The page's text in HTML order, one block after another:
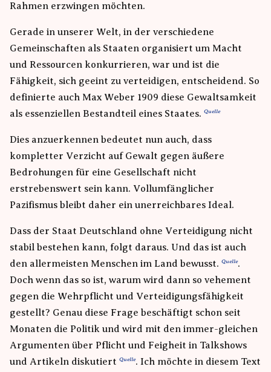
Rahmen erzwingen möchten.
Gerade in unserer Welt, in der verschiedene
Gemeinschaften als Staaten organisiert um Macht
und Ressourcen konkurrieren, war und ist die
Fähigkeit, sich geeint zu verteidigen, entscheidend. So
definierte auch Max Weber 1909 diese Gewaltsamkeit
als essenziellen Bestandteil eines Staates.
Dies anzuerkennen bedeutet nun auch, dass
kompletter Verzicht auf Gewalt gegen äußere
Bedrohungen für eine Gesellschaft nicht
erstrebenswert sein kann. Vollumfänglicher
Pazifismus bleibt daher ein unerreichbares Ideal.
Dass der Staat Deutschland ohne Verteidigung nicht
stabil bestehen kann, folgt daraus. Und das ist auch
den allermeisten Menschen im Land bewusst.
.
Doch wenn das so ist, warum wird dann so vehement
gegen die Wehrpflicht und Verteidigungsfähigkeit
gestellt? Genau diese Frage beschäftigt schon seit
Monaten die Politik und wird mit den immer-gleichen
Argumenten über Pflicht und Feigheit in Talkshows
und Artikeln diskutiert
. Ich möchte in diesem Text